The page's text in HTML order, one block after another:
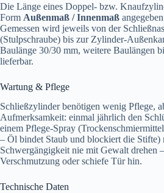
Die Länge eines Doppel- bzw.
Form Außenmaß / Innenmaß
Gemessen wird jeweils von der
(Stulpschraube) bis zur Zylinder-
Baulänge 30/30 mm, weitere Baulängen
lieferbar.
Wartung & Pflege
Schließzylinder benötigen wenig Pflege,
Aufmerksamkeit: einmal jährlich den
einem Pflege-Spray
– Öl bindet Staub und blockiert die Stifte)
Schwergängigkeit nie mit Gewalt drehen
Verschmutzung oder schiefe Tür hin.
Technische Daten